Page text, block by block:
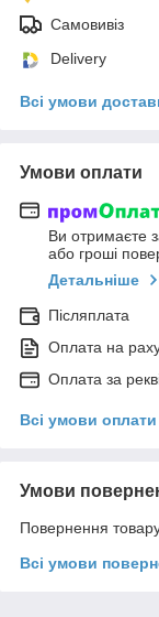
Самовивіз
Delivery
Всі умови
Умови оплати
Ви отримаєте
або гроші
Детальніше
Післяплата
Оплата на
Оплата за
Всі умови оплати
Умови
Повернення
Всі умови